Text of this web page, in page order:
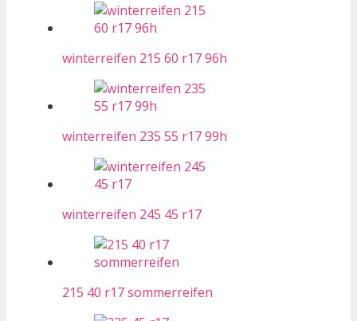
winterreifen 215 60 r17 96h
winterreifen 235 55 r17 99h
winterreifen 245 45 r17
215 40 r17 sommerreifen